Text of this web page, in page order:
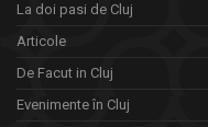
La doi pasi de Cluj
Articole
De Facut in Cluj
Evenimente în Cluj